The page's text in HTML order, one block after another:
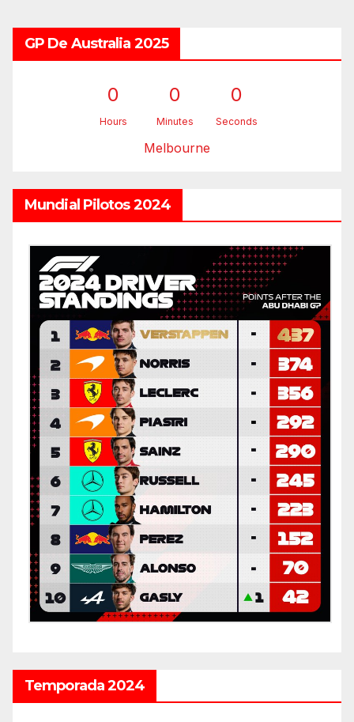
GP De Australia 2025
0
Hours
0
Minutes
0
Seconds
Melbourne
Mundial Pilotos 2024
Temporada 2024